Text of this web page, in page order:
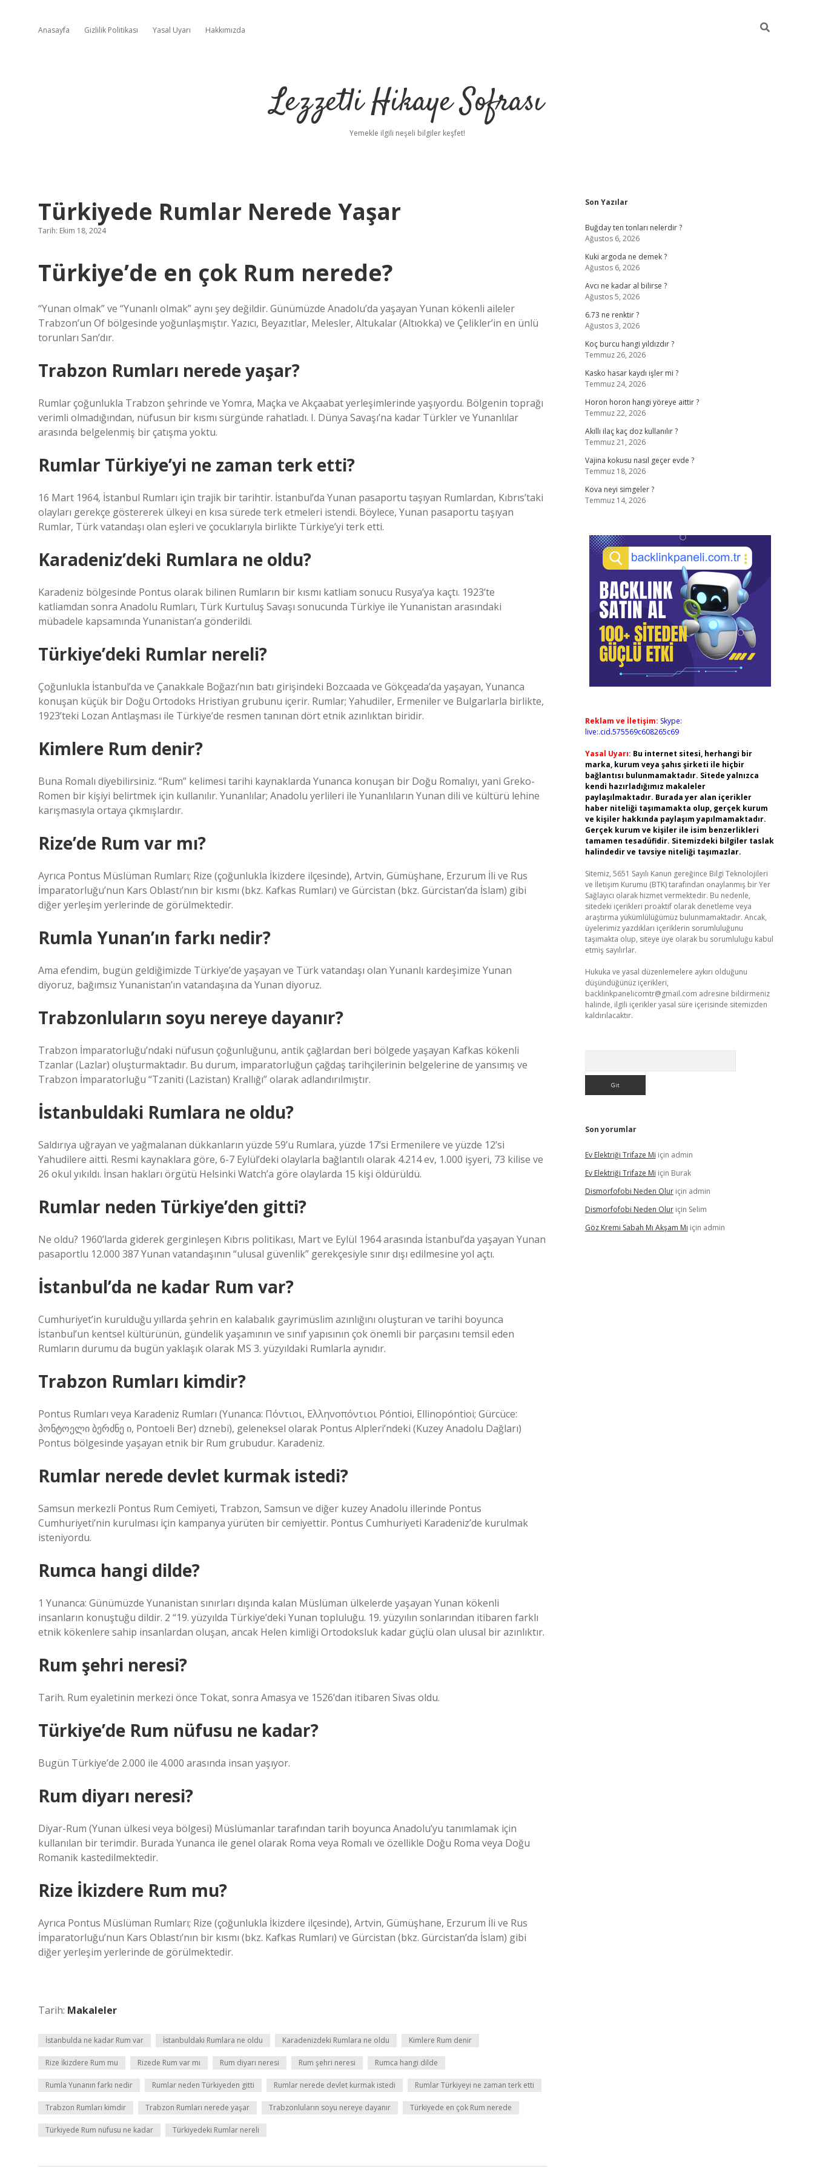
Anasayfa Gizlilik Politikası Yasal Uyarı Hakkımızda
Lezzetli Hikaye Sofrası
Yemekle ilgili neşeli bilgiler keşfet!
Türkiyede Rumlar Nerede Yaşar
Tarih: Ekim 18, 2024
Türkiye’de en çok Rum nerede?
“Yunan olmak” ve “Yunanlı olmak” aynı şey değildir. Günümüzde Anadolu’da yaşayan Yunan kökenli aileler
Trabzon’un Of bölgesinde yoğunlaşmıştır. Yazıcı, Beyazıtlar, Melesler, Altukalar (Altıokka) ve Çelikler’in en ünlü
torunları San’dır.
Trabzon Rumları nerede yaşar?
Rumlar çoğunlukla Trabzon şehrinde ve Yomra, Maçka ve Akçaabat yerleşimlerinde yaşıyordu. Bölgenin toprağı
verimli olmadığından, nüfusun bir kısmı sürgünde rahatladı. I. Dünya Savaşı’na kadar Türkler ve Yunanlılar
arasında belgelenmiş bir çatışma yoktu.
Rumlar Türkiye’yi ne zaman terk etti?
16 Mart 1964, İstanbul Rumları için trajik bir tarihtir. İstanbul’da Yunan pasaportu taşıyan Rumlardan, Kıbrıs’taki
olayları gerekçe göstererek ülkeyi en kısa sürede terk etmeleri istendi. Böylece, Yunan pasaportu taşıyan
Rumlar, Türk vatandaşı olan eşleri ve çocuklarıyla birlikte Türkiye’yi terk etti.
Karadeniz’deki Rumlara ne oldu?
Karadeniz bölgesinde Pontus olarak bilinen Rumların bir kısmı katliam sonucu Rusya’ya kaçtı. 1923’te
katliamdan sonra Anadolu Rumları, Türk Kurtuluş Savaşı sonucunda Türkiye ile Yunanistan arasındaki
mübadele kapsamında Yunanistan’a gönderildi.
Türkiye’deki Rumlar nereli?
Çoğunlukla İstanbul’da ve Çanakkale Boğazı’nın batı girişindeki Bozcaada ve Gökçeada’da yaşayan, Yunanca
konuşan küçük bir Doğu Ortodoks Hristiyan grubunu içerir. Rumlar; Yahudiler, Ermeniler ve Bulgarlarla birlikte,
1923’teki Lozan Antlaşması ile Türkiye’de resmen tanınan dört etnik azınlıktan biridir.
Kimlere Rum denir?
Buna Romalı diyebilirsiniz. “Rum” kelimesi tarihi kaynaklarda Yunanca konuşan bir Doğu Romalıyı, yani Greko-
Romen bir kişiyi belirtmek için kullanılır. Yunanlılar; Anadolu yerlileri ile Yunanlıların Yunan dili ve kültürü lehine
karışmasıyla ortaya çıkmışlardır.
Rize’de Rum var mı?
Ayrıca Pontus Müslüman Rumları; Rize (çoğunlukla İkizdere ilçesinde), Artvin, Gümüşhane, Erzurum İli ve Rus
İmparatorluğu’nun Kars Oblastı’nın bir kısmı (bkz. Kafkas Rumları) ve Gürcistan (bkz. Gürcistan’da İslam) gibi
diğer yerleşim yerlerinde de görülmektedir.
Rumla Yunan’ın farkı nedir?
Ama efendim, bugün geldiğimizde Türkiye’de yaşayan ve Türk vatandaşı olan Yunanlı kardeşimize Yunan
diyoruz, bağımsız Yunanistan’ın vatandaşına da Yunan diyoruz.
Trabzonluların soyu nereye dayanır?
Trabzon İmparatorluğu’ndaki nüfusun çoğunluğunu, antik çağlardan beri bölgede yaşayan Kafkas kökenli
Tzanlar (Lazlar) oluşturmaktadır. Bu durum, imparatorluğun çağdaş tarihçilerinin belgelerine de yansımış ve
Trabzon İmparatorluğu “Tzaniti (Lazistan) Krallığı” olarak adlandırılmıştır.
İstanbuldaki Rumlara ne oldu?
Saldırıya uğrayan ve yağmalanan dükkanların yüzde 59’u Rumlara, yüzde 17’si Ermenilere ve yüzde 12’si
Yahudilere aitti. Resmi kaynaklara göre, 6-7 Eylül’deki olaylarla bağlantılı olarak 4.214 ev, 1.000 işyeri, 73 kilise ve
26 okul yıkıldı. İnsan hakları örgütü Helsinki Watch’a göre olaylarda 15 kişi öldürüldü.
Rumlar neden Türkiye’den gitti?
Ne oldu? 1960’larda giderek gerginleşen Kıbrıs politikası, Mart ve Eylül 1964 arasında İstanbul’da yaşayan Yunan
pasaportlu 12.000 387 Yunan vatandaşının “ulusal güvenlik” gerekçesiyle sınır dışı edilmesine yol açtı.
İstanbul’da ne kadar Rum var?
Cumhuriyet’in kurulduğu yıllarda şehrin en kalabalık gayrimüslim azınlığını oluşturan ve tarihi boyunca
İstanbul’un kentsel kültürünün, gündelik yaşamının ve sınıf yapısının çok önemli bir parçasını temsil eden
Rumların durumu da bugün yaklaşık olarak MS 3. yüzyıldaki Rumlarla aynıdır.
Trabzon Rumları kimdir?
Pontus Rumları veya Karadeniz Rumları (Yunanca: Πόντιοι, Ελληνοπόντιοι Póntioi, Ellinopóntioi; Gürcüce:
პონტოელი ბერძნე ი, Pontoeli Ber) dznebi), geleneksel olarak Pontus Alpleri’ndeki (Kuzey Anadolu Dağları)
Pontus bölgesinde yaşayan etnik bir Rum grubudur. Karadeniz.
Rumlar nerede devlet kurmak istedi?
Samsun merkezli Pontus Rum Cemiyeti, Trabzon, Samsun ve diğer kuzey Anadolu illerinde Pontus
Cumhuriyeti’nin kurulması için kampanya yürüten bir cemiyettir. Pontus Cumhuriyeti Karadeniz’de kurulmak
isteniyordu.
Rumca hangi dilde?
1 Yunanca: Günümüzde Yunanistan sınırları dışında kalan Müslüman ülkelerde yaşayan Yunan kökenli
insanların konuştuğu dildir. 2 “19. yüzyılda Türkiye’deki Yunan topluluğu. 19. yüzyılın sonlarından itibaren farklı
etnik kökenlere sahip insanlardan oluşan, ancak Helen kimliği Ortodoksluk kadar güçlü olan ulusal bir azınlıktır.
Rum şehri neresi?
Tarih. Rum eyaletinin merkezi önce Tokat, sonra Amasya ve 1526’dan itibaren Sivas oldu.
Türkiye’de Rum nüfusu ne kadar?
Bugün Türkiye’de 2.000 ile 4.000 arasında insan yaşıyor.
Rum diyarı neresi?
Diyar-Rum (Yunan ülkesi veya bölgesi) Müslümanlar tarafından tarih boyunca Anadolu’yu tanımlamak için
kullanılan bir terimdir. Burada Yunanca ile genel olarak Roma veya Romalı ve özellikle Doğu Roma veya Doğu
Romanik kastedilmektedir.
Rize İkizdere Rum mu?
Ayrıca Pontus Müslüman Rumları; Rize (çoğunlukla İkizdere ilçesinde), Artvin, Gümüşhane, Erzurum İli ve Rus
İmparatorluğu’nun Kars Oblastı’nın bir kısmı (bkz. Kafkas Rumları) ve Gürcistan (bkz. Gürcistan’da İslam) gibi
diğer yerleşim yerlerinde de görülmektedir.
Tarih: Makaleler
İstanbulda ne kadar Rum var İstanbuldaki Rumlara ne oldu Karadenizdeki Rumlara ne oldu Kimlere Rum denir
Rize İkizdere Rum mu Rizede Rum var mı Rum diyarı neresi Rum şehri neresi Rumca hangi dilde
Rumla Yunanın farkı nedir Rumlar neden Türkiyeden gitti Rumlar nerede devlet kurmak istedi Rumlar Türkiyeyi ne zaman terk etti
Trabzon Rumları kimdir Trabzon Rumları nerede yaşar Trabzonluların soyu nereye dayanır Türkiyede en çok Rum nerede
Türkiyede Rum nüfusu ne kadar Türkiyedeki Rumlar nereli
Sidebar
Son Yazılar
Buğday ten tonları nelerdir ?
Ağustos 6, 2026
Kuki argoda ne demek ?
Ağustos 6, 2026
Avcı ne kadar al bilirse ?
Ağustos 5, 2026
6.73 ne renktir ?
Ağustos 3, 2026
Koç burcu hangi yıldızdır ?
Temmuz 26, 2026
Kasko hasar kaydı işler mi ?
Temmuz 24, 2026
Horon horon hangi yöreye aittir ?
Temmuz 22, 2026
Akıllı ilaç kaç doz kullanılır ?
Temmuz 21, 2026
Vajina kokusu nasıl geçer evde ?
Temmuz 18, 2026
Kova neyi simgeler ?
Temmuz 14, 2026
Reklam ve İletişim: Skype:
live:.cid.575569c608265c69
Yasal Uyarı: Bu internet sitesi, herhangi bir
marka, kurum veya şahıs şirketi ile hiçbir
bağlantısı bulunmamaktadır. Sitede yalnızca
kendi hazırladığımız makaleler
paylaşılmaktadır. Burada yer alan içerikler
haber niteliği taşımamakta olup, gerçek kurum
ve kişiler hakkında paylaşım yapılmamaktadır.
Gerçek kurum ve kişiler ile isim benzerlikleri
tamamen tesadüfidir. Sitemizdeki bilgiler taslak
halindedir ve tavsiye niteliği taşımazlar.
Sitemiz, 5651 Sayılı Kanun gereğince Bilgi Teknolojileri
ve İletişim Kurumu (BTK) tarafından onaylanmış bir Yer
Sağlayıcı olarak hizmet vermektedir. Bu nedenle,
sitedeki içerikleri proaktif olarak denetleme veya
araştırma yükümlülüğümüz bulunmamaktadır. Ancak,
üyelerimiz yazdıkları içeriklerin sorumluluğunu
taşımakta olup, siteye üye olarak bu sorumluluğu kabul
etmiş sayılırlar.
Hukuka ve yasal düzenlemelere aykırı olduğunu
düşündüğünüz içerikleri,
backlinkpanelicomtr@gmail.com adresine bildirmeniz
halinde, ilgili içerikler yasal süre içerisinde sitemizden
kaldırılacaktır.
Son yorumlar
Ev Elektriği Trifaze Mi için admin
Ev Elektriği Trifaze Mi için Burak
Dismorfofobi Neden Oluriçin admin
Dismorfofobi Neden Oluriçin Selim
Göz Kremi Sabah Mı Akşam Mı için admin